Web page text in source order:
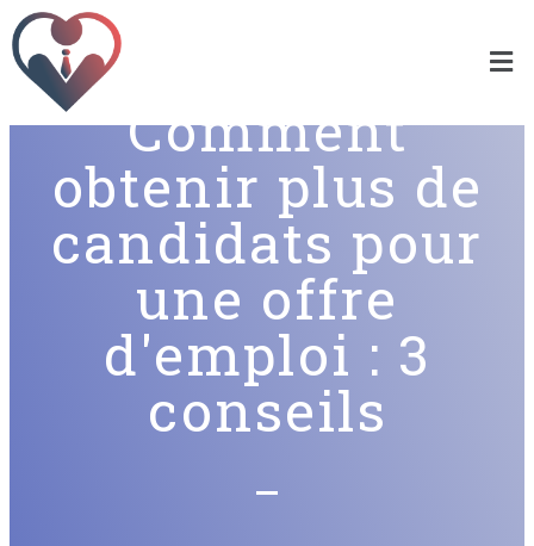
Comment
obtenir plus de
candidats pour
une offre
d'emploi : 3
conseils